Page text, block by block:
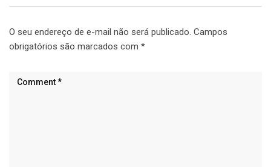
O seu endereço de e-mail não será publicado. Campos
obrigatórios são marcados com *